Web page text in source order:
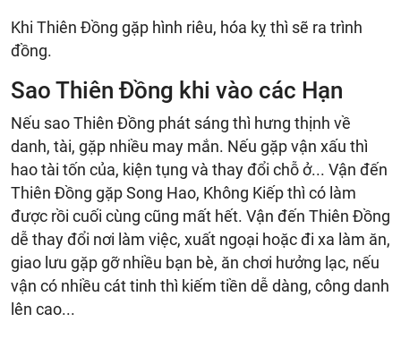
Khi Thiên Đồng gặp hình riêu, hóa kỵ thì sẽ ra trình
đồng.
Sao Thiên Đồng khi vào các Hạn
Nếu sao Thiên Đồng phát sáng thì hưng thịnh về
danh, tài, gặp nhiều may mắn. Nếu gặp vận xấu thì
hao tài tốn của, kiện tụng và thay đổi chỗ ở... Vận đến
Thiên Đồng gặp Song Hao, Không Kiếp thì có làm
được rồi cuối cùng cũng mất hết. Vận đến Thiên Đồng
dễ thay đổi nơi làm việc, xuất ngoại hoặc đi xa làm ăn,
giao lưu gặp gỡ nhiều bạn bè, ăn chơi hưởng lạc, nếu
vận có nhiều cát tinh thì kiếm tiền dễ dàng, công danh
lên cao...